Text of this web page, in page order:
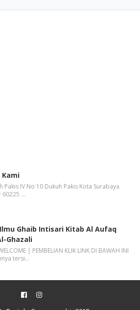
Kami
Pakis IV No 10 Dukuh Pakis Kota Surabaya
60225 …
Ghaib Intisari Kitab Al Aufaq
Ghazali
| PEMBELIAN KLIK LINK DI BAWAH INI
tersi…